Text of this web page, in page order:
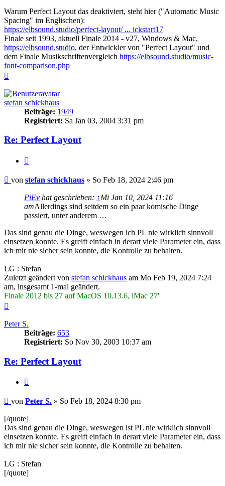
Warum Perfect Layout das deaktiviert, steht hier ("Automatic Music
Spacing" im Englischen):
https://elbsound.studio/perfect-layout/ ... ickstart17
Finale seit 1993, aktuell Finale 2014 - v27, Windows & Mac,
https://elbsound.studio, der Entwickler von "Perfect Layout" und
dem Finale Musikschriftenvergleich https://elbsound.studio/music-
font-comparison.php
stefan schickhaus
Beiträge: 1949
Registriert: Sa Jan 03, 2004 3:31 pm
Re: Perfect Layout
Beitrag
von stefan schickhaus » So Feb 18, 2024 2:46 pm
PiEv hat geschrieben: ↑Mi Jan 10, 2024 11:16
amAllerdings sind seitdem so ein paar komische Dinge
passiert, unter anderem …
Das sind genau die Dinge, weswegen ich PL nie wirklich sinnvoll
einsetzen konnte. Es greift einfach in derart viele Parameter ein, dass
ich mir nie sicher sein konnte, die Kontrolle zu behalten.
LG : Stefan
Zuletzt geändert von stefan schickhaus am Mo Feb 19, 2024 7:24
am, insgesamt 1-mal geändert.
Finale 2012 bis 27 auf MacOS 10.13.6, iMac 27''
Peter S.
Beiträge: 653
Registriert: So Nov 30, 2003 10:37 am
Re: Perfect Layout
Beitrag
von Peter S. » So Feb 18, 2024 8:30 pm
[/quote]
Das sind genau die Dinge, weswegen ist PL nie wirklich sinnvoll
einsetzen konnte. Es greift einfach in derart viele Parameter ein, dass
ich mir nie sicher sein konnte, die Kontrolle zu behalten.
LG : Stefan
[/quote]